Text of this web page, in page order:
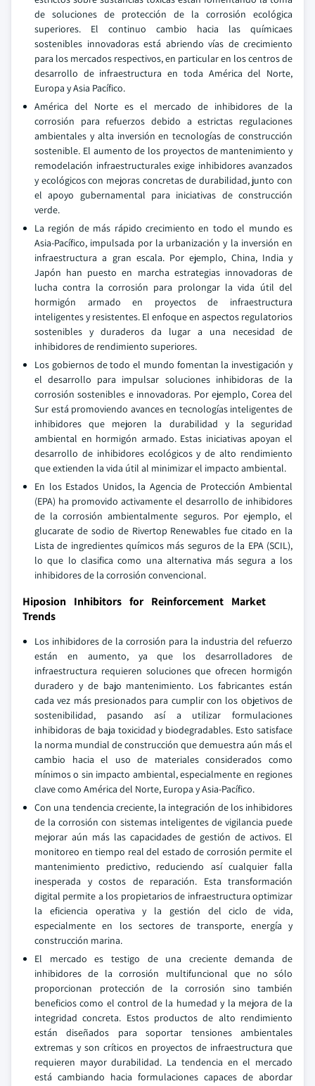
de soluciones de protección de la corrosión ecológica
superiores. El continuo cambio hacia las químicaes
sostenibles innovadoras está abriendo vías de crecimiento
para los mercados respectivos, en particular en los centros de
desarrollo de infraestructura en toda América del Norte,
Europa y Asia Pacífico.
América del Norte es el mercado de inhibidores de la
corrosión para refuerzos debido a estrictas regulaciones
ambientales y alta inversión en tecnologías de construcción
sostenible. El aumento de los proyectos de mantenimiento y
remodelación infraestructurales exige inhibidores avanzados
y ecológicos con mejoras concretas de durabilidad, junto con
el apoyo gubernamental para iniciativas de construcción
verde.
La región de más rápido crecimiento en todo el mundo es
Asia-Pacífico, impulsada por la urbanización y la inversión en
infraestructura a gran escala. Por ejemplo, China, India y
Japón han puesto en marcha estrategias innovadoras de
lucha contra la corrosión para prolongar la vida útil del
hormigón armado en proyectos de infraestructura
inteligentes y resistentes. El enfoque en aspectos regulatorios
sostenibles y duraderos da lugar a una necesidad de
inhibidores de rendimiento superiores.
Los gobiernos de todo el mundo fomentan la investigación y
el desarrollo para impulsar soluciones inhibidoras de la
corrosión sostenibles e innovadoras. Por ejemplo, Corea del
Sur está promoviendo avances en tecnologías inteligentes de
inhibidores que mejoren la durabilidad y la seguridad
ambiental en hormigón armado. Estas iniciativas apoyan el
desarrollo de inhibidores ecológicos y de alto rendimiento
que extienden la vida útil al minimizar el impacto ambiental.
En los Estados Unidos, la Agencia de Protección Ambiental
(EPA) ha promovido activamente el desarrollo de inhibidores
de la corrosión ambientalmente seguros. Por ejemplo, el
glucarate de sodio de Rivertop Renewables fue citado en la
Lista de ingredientes químicos más seguros de la EPA (SCIL),
lo que lo clasifica como una alternativa más segura a los
inhibidores de la corrosión convencional.
Hiposion Inhibitors for Reinforcement Market
Trends
Los inhibidores de la corrosión para la industria del refuerzo
están en aumento, ya que los desarrolladores de
infraestructura requieren soluciones que ofrecen hormigón
duradero y de bajo mantenimiento. Los fabricantes están
cada vez más presionados para cumplir con los objetivos de
sostenibilidad, pasando así a utilizar formulaciones
inhibidoras de baja toxicidad y biodegradables. Esto satisface
la norma mundial de construcción que demuestra aún más el
cambio hacia el uso de materiales considerados como
mínimos o sin impacto ambiental, especialmente en regiones
clave como América del Norte, Europa y Asia-Pacífico.
Con una tendencia creciente, la integración de los inhibidores
de la corrosión con sistemas inteligentes de vigilancia puede
mejorar aún más las capacidades de gestión de activos. El
monitoreo en tiempo real del estado de corrosión permite el
mantenimiento predictivo, reduciendo así cualquier falla
inesperada y costos de reparación. Esta transformación
digital permite a los propietarios de infraestructura optimizar
la eficiencia operativa y la gestión del ciclo de vida,
especialmente en los sectores de transporte, energía y
construcción marina.
El mercado es testigo de una creciente demanda de
inhibidores de la corrosión multifuncional que no sólo
proporcionan protección de la corrosión sino también
beneficios como el control de la humedad y la mejora de la
integridad concreta. Estos productos de alto rendimiento
están diseñados para soportar tensiones ambientales
extremas y son críticos en proyectos de infraestructura que
requieren mayor durabilidad. La tendencia en el mercado
está cambiando hacia formulaciones capaces de abordar